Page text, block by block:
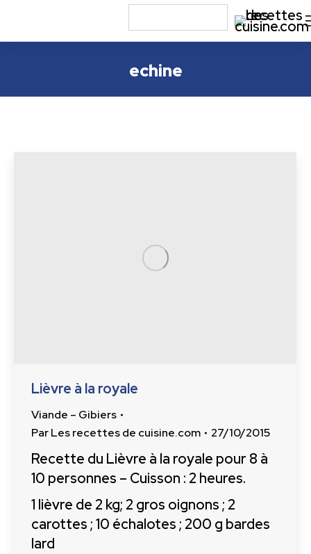
echine
Lièvre à la royale
Viande – Gibiers
ParLes recettes de cuisine.com 27/10/2015
Recette du Lièvre à la royale pour 8 à
10 personnes – Cuisson : 2 heures.
1 lièvre de 2 kg; 2 gros oignons ; 2
carottes ; 10 échalotes ; 200 g bardes
lard